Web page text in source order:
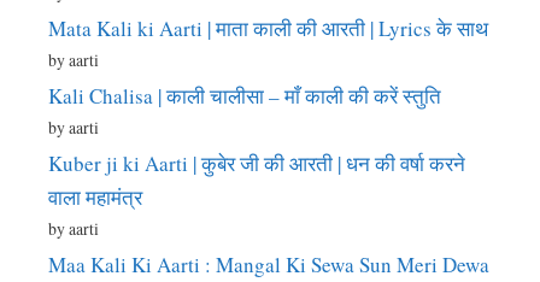
Mata Kali ki Aarti | माता काली की आरती | Lyrics के साथ
by aarti
Kali Chalisa | काली चालीसा – माँ काली की करें स्तुति
by aarti
Kuber ji ki Aarti | कुबेर जी की आरती | धन की वर्षा करने
वाला महामंत्र
by aarti
Maa Kali Ki Aarti : Mangal Ki Sewa Sun Meri Dewa